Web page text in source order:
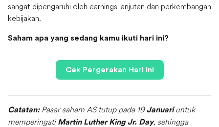
sangat dipengaruhi oleh earnings lanjutan dan perkembangan
kebijakan.
Saham apa yang sedang kamu ikuti hari ini?
Cek Pergerakan Hari Ini
Catatan:Pasar saham AS tutup pada 19Januariuntuk
memperingatiMartin Luther King Jr. Day, sehingga